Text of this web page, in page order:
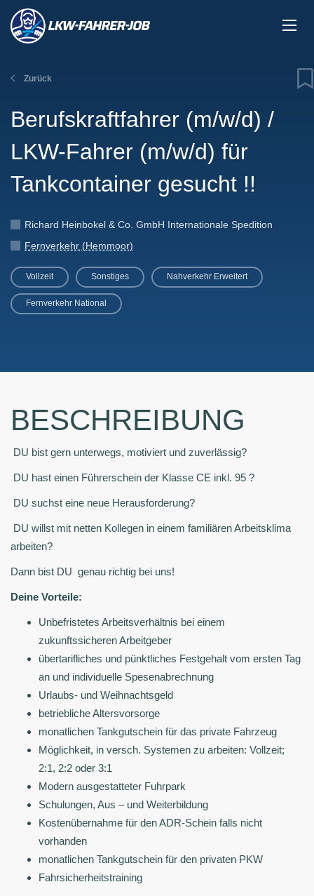
Zurück
Berufskraftfahrer (m/w/d) /
LKW-Fahrer (m/w/d) für
Tankcontainer gesucht !!
Richard Heinbokel & Co. GmbH Internationale Spedition
Fernverkehr (Hemmoor)
Vollzeit Sonstiges Nahverkehr Erweitert
Fernverkehr National
BESCHREIBUNG
DU bist gern unterwegs, motiviert und zuverlässig?
DU hast einen Führerschein der Klasse CE inkl. 95 ?
DU suchst eine neue Herausforderung?
DU willst mit netten Kollegen in einem familiären Arbeitsklima
arbeiten?
Dann bist DU genau richtig bei uns!
Deine Vorteile:
Unbefristetes Arbeitsverhältnis bei einem
zukunftssicheren Arbeitgeber
übertarifliches und pünktliches Festgehalt vom ersten Tag
an und individuelle Spesenabrechnung
Urlaubs- und Weihnachtsgeld
betriebliche Altersvorsorge
monatlichen Tankgutschein für das private Fahrzeug
Möglichkeit, in versch. Systemen zu arbeiten: Vollzeit;
2:1, 2:2 oder 3:1
Modern ausgestatteter Fuhrpark
Schulungen, Aus – und Weiterbildung
Kostenübernahme für den ADR-Schein falls nicht
vorhanden
monatlichen Tankgutschein für den privaten PKW
Fahrsicherheitstraining